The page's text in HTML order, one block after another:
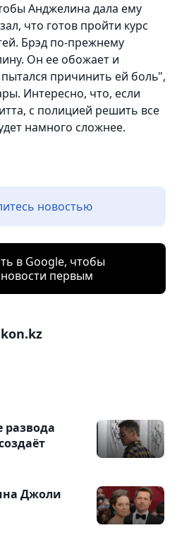
Анджелина дала ему
что готов пройти курс
Брэд по-прежнему
Он ее обожает и
причинить ей боль",
Интересно, что, если
с полицией решить все
намного сложнее.
новостью
в Google, чтобы
первым
развода
Джоли